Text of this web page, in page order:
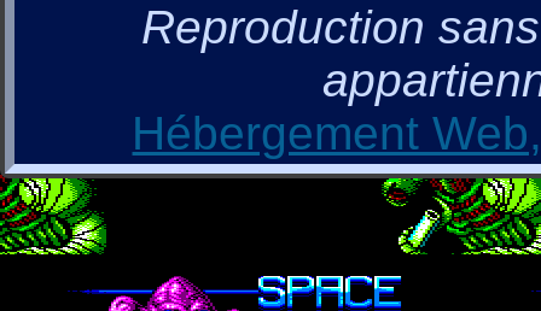
Reproduction
Hébergement